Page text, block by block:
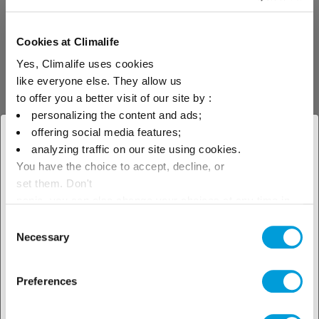
Cookies at Climalife
Yes, Climalife uses cookies
like everyone else. They allow us
to offer you a better visit of our site by :
personalizing the content and ads;
offering social media features;
analyzing traffic on our site using cookies.
You have the choice to accept, decline, or
set them. Don't
Selection
Necessary
Preferences
× Schliessen
Wählen Sie Ihren geografischen
Vorsichtsmaßnahmen überprüft werden.
Sobald ein Mindestrest erreicht ist (Kontrolle
durchDPH-Analyse) und nach Auffangen der
HCFC-Flüssigkeit und aller inkompatiblen
Elemente kann das HFC Austauschkühlmittel
mit neuem POE eingefüllt werden.
Die Anlage kann dann wieder hochgefahren
und durch geeignete Einstellungen optimiert
werden muss, ist diese Lösung wesentlich
Kontrolle des Ölzustands: